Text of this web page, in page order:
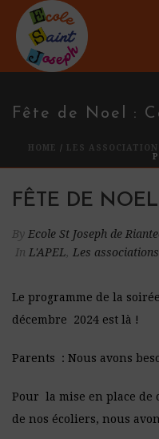
Fête de Noel :
HOME / LES
FÊTE DE
By Ecole St Joseph de
In L'APEL, Les associations
Le programme de la
décembre 2024 est là !
Parents : Nous avons
Pour la mise en place de
de nos écoliers, nous